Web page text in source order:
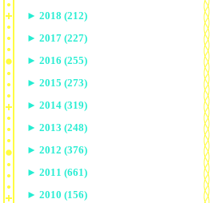
► 2018 (212)
► 2017 (227)
► 2016 (255)
► 2015 (273)
► 2014 (319)
► 2013 (248)
► 2012 (376)
► 2011 (661)
► 2010 (156)